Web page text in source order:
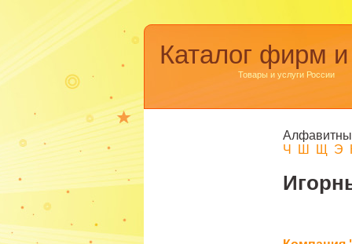
Каталог фирм
Товары и услуги России
Ч
Ш Щ Э